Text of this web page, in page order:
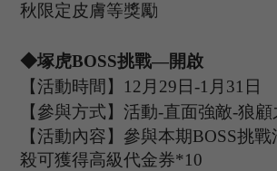
秋限定皮膚等獎勵
◆塚虎BOSS挑戰—開啟
【活動時間】 12 月 29日-1 月 31日
【參與方式】活動-直面強敵-狼顧
【活動內容】參與本期BOSS挑戰
殺可獲得高級代金券*10